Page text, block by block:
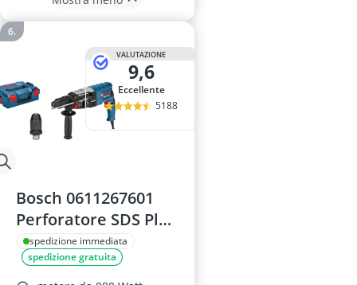
VALUTAZIONE
9,6
Eccellente
5188
Bosch 0611267601
Perforatore SDS Plus
GBH 2-28 F 880W
spedizione immediata
spedizione gratuita